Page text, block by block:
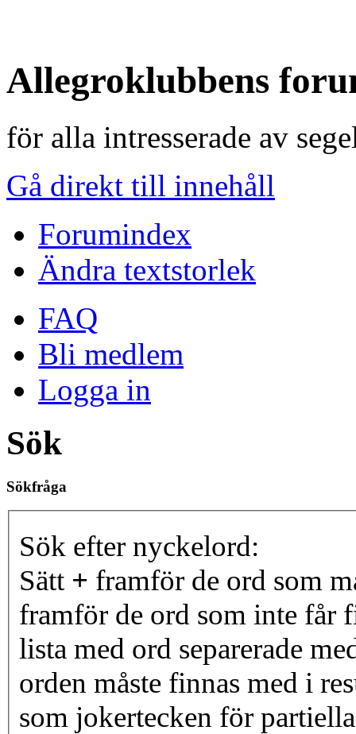
Allegroklubbens
för alla intresserade av
Gå direkt till innehåll
Forumindex
Ändra textstorlek
FAQ
Bli medlem
Logga in
Sök
Sökfråga
Sök efter nyckelord:
Sätt + framför de ord som
framför de ord som inte får
lista med ord separerade
orden måste finnas med i
som jokertecken för